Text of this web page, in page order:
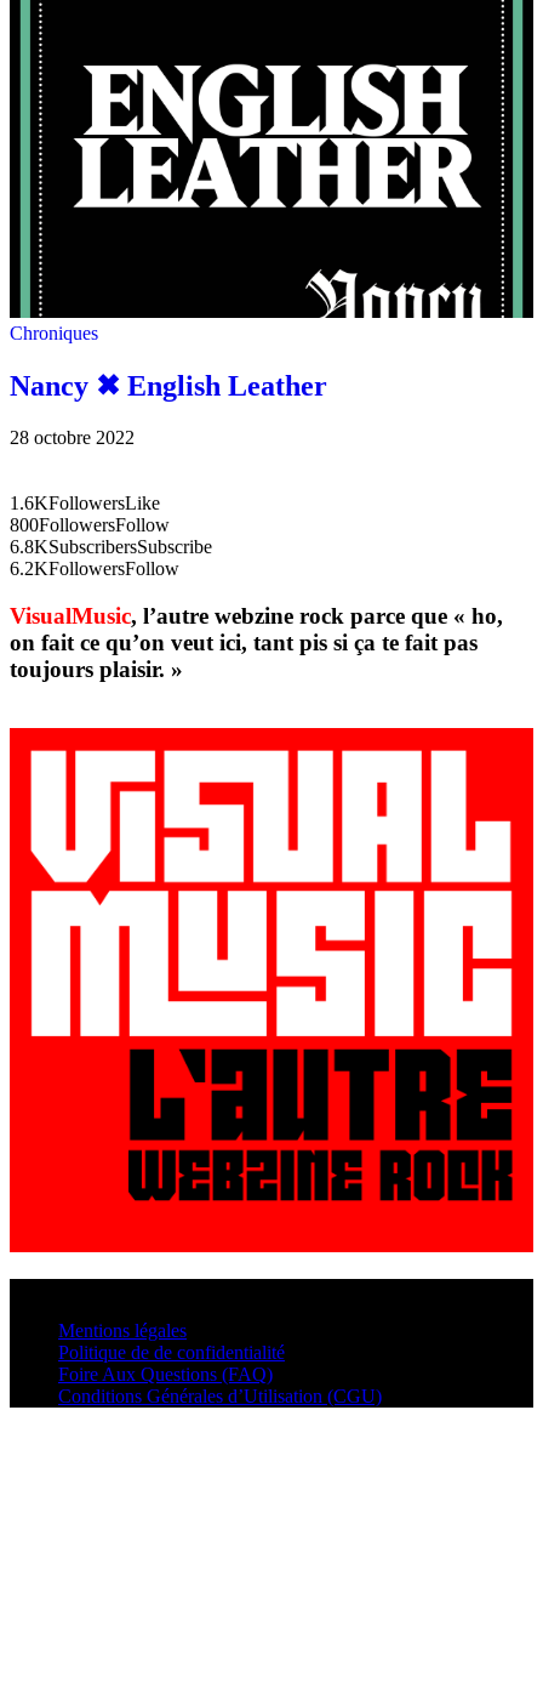
Chroniques
Nancy ✖︎ English Leather
28 octobre 2022
1.6KFollowersLike
800FollowersFollow
6.8KSubscribersSubscribe
6.2KFollowersFollow
VisualMusic, l’autre webzine rock parce que « ho,
on fait ce qu’on veut ici, tant pis si ça te fait pas
toujours plaisir. »
Mentions légales
Politique de de confidentialité
Foire Aux Questions (FAQ)
Conditions Générales d’Utilisation (CGU)